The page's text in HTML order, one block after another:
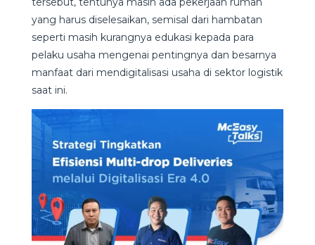
yang harus diselesaikan, semisal dari hambatan
seperti masih kurangnya edukasi kepada para
pelaku usaha mengenai pentingnya dan besarnya
manfaat dari mendigitalisasi usaha di sektor logistik
saat ini.